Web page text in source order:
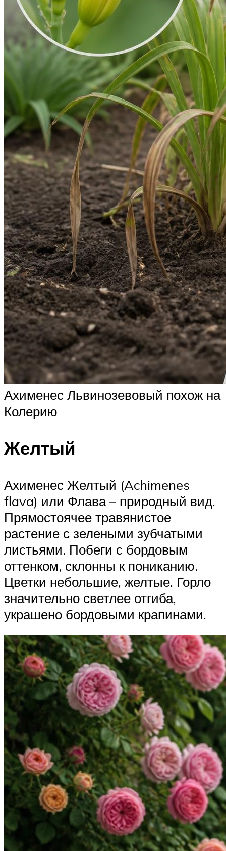
Ахименес Львинозевовый похож на
Колерию
Желтый
Ахименес Желтый (Achimenes
flava) или Флава – природный вид.
Прямостоячее травянистое
растение с зелеными зубчатыми
листьями. Побеги с бордовым
оттенком, склонны к пониканию.
Цветки небольшие, желтые. Горло
значительно светлее отгиба,
украшено бордовыми крапинами.